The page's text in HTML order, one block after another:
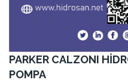
PARKER CALZONI
POMPA